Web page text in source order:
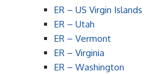
ER – US Virgin Islands
ER – Utah
ER – Vermont
ER – Virginia
ER – Washington